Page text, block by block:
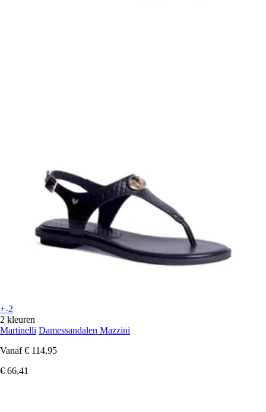
+-2
2 kleuren
Martinelli Damessandalen Mazzini
Vanaf € 114,95
€ 66,41